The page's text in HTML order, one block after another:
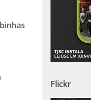
Flickr